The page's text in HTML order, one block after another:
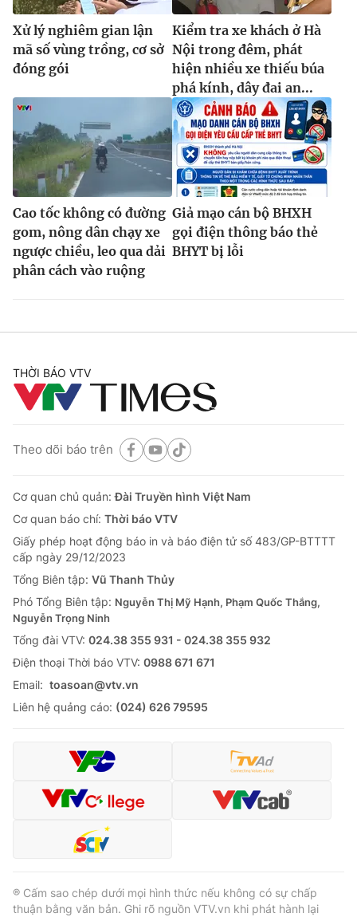
Xử lý nghiêm gian lận
mã số vùng trồng, cơ sở
đóng gói
Kiểm tra xe khách ở Hà
Nội trong đêm, phát
hiện nhiều xe thiếu búa
phá kính, dây đai an...
Cao tốc không có đường
gom, nông dân chạy xe
ngược chiều, leo qua dải
phân cách vào ruộng
Giả mạo cán bộ BHXH
gọi điện thông báo thẻ
BHYT bị lỗi
THỜI BÁO VTV
Theo dõi báo trên
Cơ quan chủ quản:Đài Truyền hình Việt Nam
Cơ quan báo chí: Thời báo VTV
Giấy phép hoạt động báo in và báo điện tử số 483/GP-BTTTT
cấp ngày 29/12/2023
Tổng Biên tập: Vũ Thanh Thủy
Phó Tổng Biên tập: Nguyễn Thị Mỹ Hạnh, Phạm Quốc Thắng,
Nguyễn Trọng Ninh
Tổng đài VTV: 024.38 355 931 - 024.38 355 932
Ðiện thoại Thời báo VTV: 0988 671 671
Email: toasoan@vtv.vn
Liên hệ quảng cáo: (024) 626 79595
® Cấm sao chép dưới mọi hình thức nếu không có sự chấp
thuận bằng văn bản. Ghi rõ nguồn VTV.vn khi phát hành lại